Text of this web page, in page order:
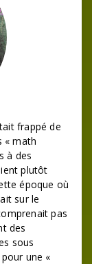
frappé de
« math
à des
plutôt
époque où
sur le
pas
des
sous
une «